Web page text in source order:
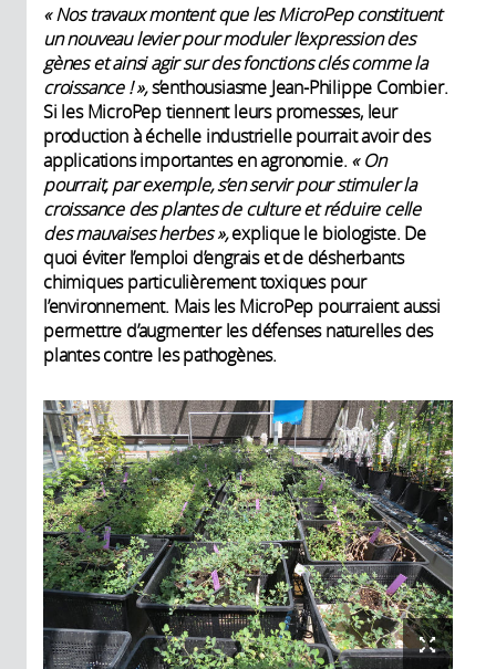
« Nos travaux montent que les MicroPep constituent
un nouveau levier pour moduler l’expression des
gènes et ainsi agir sur des fonctions clés comme la
croissance ! »,s’enthousiasme Jean-Philippe Combier.
Si les MicroPep tiennent leurs promesses, leur
production à échelle industrielle pourrait avoir des
applications importantes en agronomie. « On
pourrait, par exemple, s’en servir pour stimuler la
croissance des plantes de culture et réduire celle
des mauvaises herbes »,explique le biologiste. De
quoi éviter l’emploi d’engrais et de désherbants
chimiques particulièrement toxiques pour
l’environnement. Mais les MicroPep pourraient aussi
permettre d’augmenter les défenses naturelles des
plantes contre les pathogènes.